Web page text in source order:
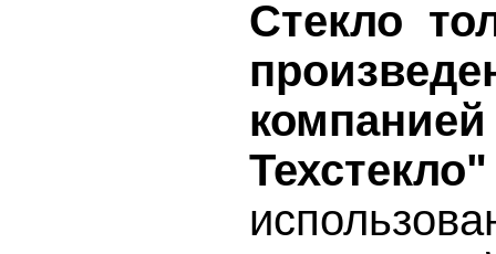
Стекло
Техстекло"